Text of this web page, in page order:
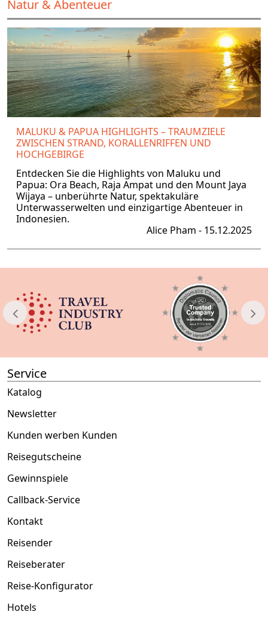
Natur & Abenteuer
MALUKU & PAPUA HIGHLIGHTS – TRAUMZIELE
ZWISCHEN STRAND, KORALLENRIFFEN UND
HOCHGEBIRGE
Entdecken Sie die Highlights von Maluku und
Papua: Ora Beach, Raja Ampat und den Mount Jaya
Wijaya – unberührte Natur, spektakuläre
Unterwasserwelten und einzigartige Abenteuer in
Indonesien.
Alice Pham - 15.12.2025
Service
Katalog
Newsletter
Kunden werben Kunden
Reisegutscheine
Gewinnspiele
Callback-Service
Kontakt
Reisender
Reiseberater
Reise-Konfigurator
Hotels